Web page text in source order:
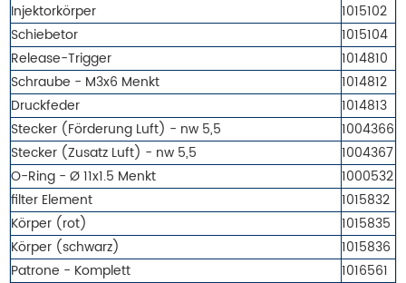
Injektorkörper
1015102
Schiebetor
1015104
Release-Trigger
1014810
Schraube - M3x6 Menkt
1014812
Druckfeder
1014813
Stecker (Förderung Luft) - nw 5,5
1004366
Stecker (Zusatz Luft) - nw 5,5
1004367
O-Ring - Ø 11x1.5 Menkt
1000532
filter Element
1015832
Körper (rot)
1015835
Körper (schwarz)
1015836
Patrone - Komplett
1016561